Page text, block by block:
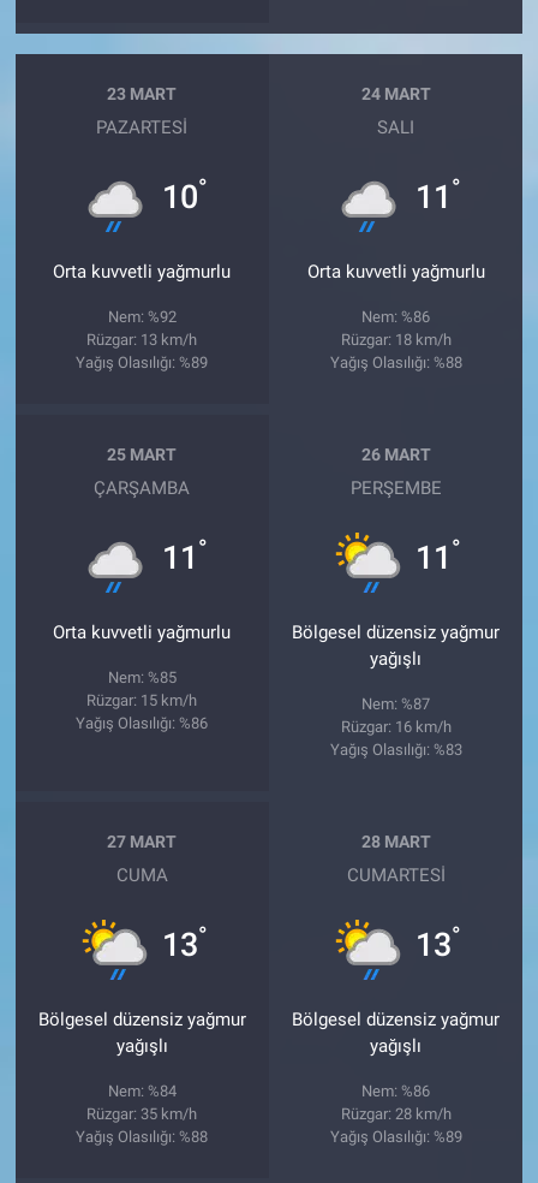
23 MART
PAZARTESI
10°
Orta kuvvetli yağmurlu
Nem: %92
Rüzgar: 13 km/h
Yağış Olasılığı: %89
24 MART
SALI
11 °
Orta kuvvetli yağmurlu
Nem: %86
Rüzgar: 18 km/h
Yağış Olasılığı: %88
25 MART
ÇARŞAMBA
11 °
Orta kuvvetli yağmurlu
Nem: %85
Rüzgar: 15 km/h
Yağış Olasılığı: %86
26 MART
PERŞEMBE
11 °
Bölgesel düzensiz yağmur
yağışlı
Nem: %87
Rüzgar: 16 km/h
Yağış Olasılığı: %83
27 MART
CUMA
13°
Bölgesel düzensiz yağmur
yağışlı
Nem: %84
Rüzgar: 35 km/h
Yağış Olasılığı: %88
28 MART
CUMARTESI
13°
Bölgesel düzensiz yağmur
yağışlı
Nem: %86
Rüzgar: 28 km/h
Yağış Olasılığı: %89